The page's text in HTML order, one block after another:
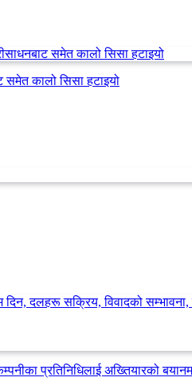
समेत कालो सिसा हटाइयो